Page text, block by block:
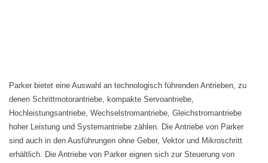
Parker bietet eine Auswahl an technologisch führenden Antrieben, zu
denen Schrittmotorantriebe, kompakte Servoantriebe,
Hochleistungsantriebe, Wechselstromantriebe, Gleichstromantriebe
hoher Leistung und Systemantriebe zählen. Die Antriebe von Parker
sind auch in den Ausführungen ohne Geber, Vektor und Mikroschritt
erhältlich. Die Antriebe von Parker eignen sich zur Steuerung von